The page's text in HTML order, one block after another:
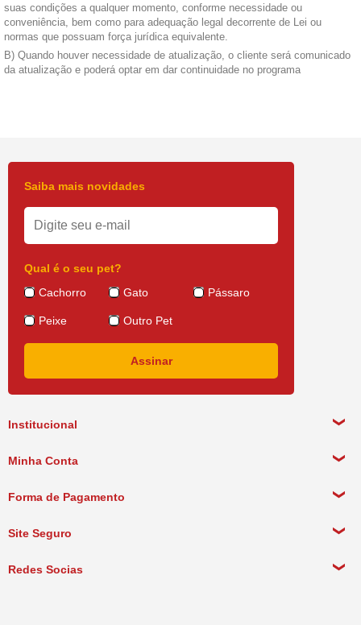
suas condições a qualquer momento, conforme necessidade ou
conveniência, bem como para adequação legal decorrente de Lei ou
normas que possuam força jurídica equivalente.
B) Quando houver necessidade de atualização, o cliente será comunicado
da atualização e poderá optar em dar continuidade no programa
Institucional
Política de Pagamento
Política de Entrega
Minha Conta
Forma de Pagamento
Site Seguro
Redes Socias
Saiba mais novidades
Qual é o seu pet?
Cachorro
Gato Pássaro
Peixe Outro Pet